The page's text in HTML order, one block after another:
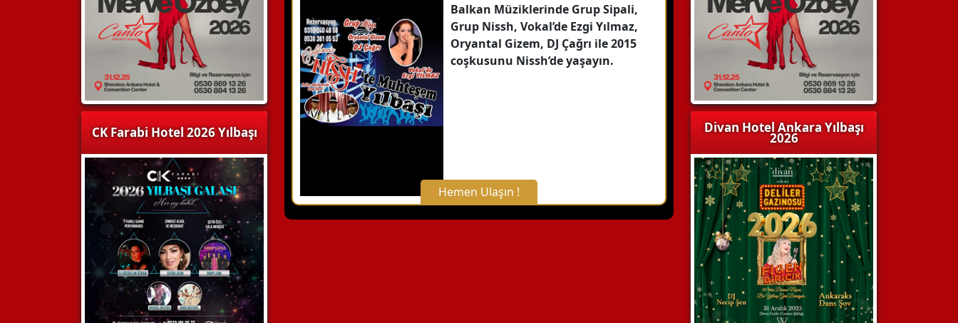
CK Farabi Hotel 2026 Yılbaşı
Balkan Müziklerinde Grup Sipali,
Grup Nissh, Vokal’de Ezgi Yılmaz,
Oryantal Gizem, DJ Çağrı ile 2015
coşkusunu Nissh’de yaşayın.
Hemen Ulaşın !
X Kapat
Divan Hotel Ankara Yılbaşı
2026